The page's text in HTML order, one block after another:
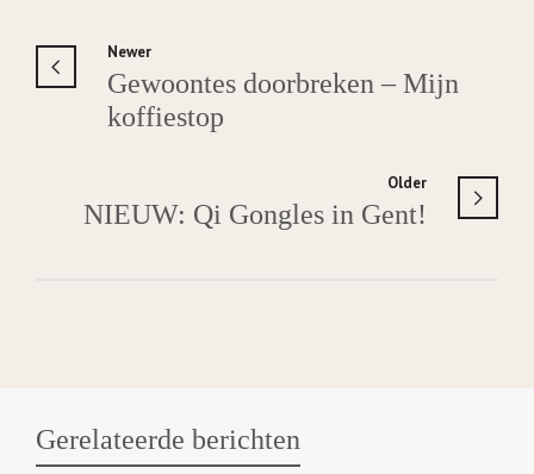
Newer
Gewoontes doorbreken – Mijn
koffiestop
Older
NIEUW: Qi Gongles in Gent!
Gerelateerde berichten